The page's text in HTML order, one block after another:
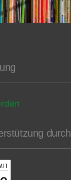
durch